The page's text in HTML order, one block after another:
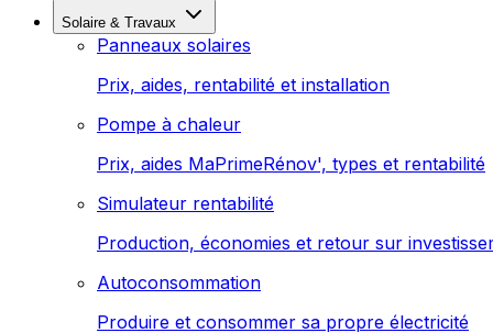
Solaire & Travaux
Panneaux solaires
Prix, aides, rentabilité et installation
Pompe à chaleur
Prix, aides MaPrimeRénov', types et rentabilité
Simulateur rentabilité
Production, économies et retour sur
Autoconsommation
Produire et consommer sa propre électricité